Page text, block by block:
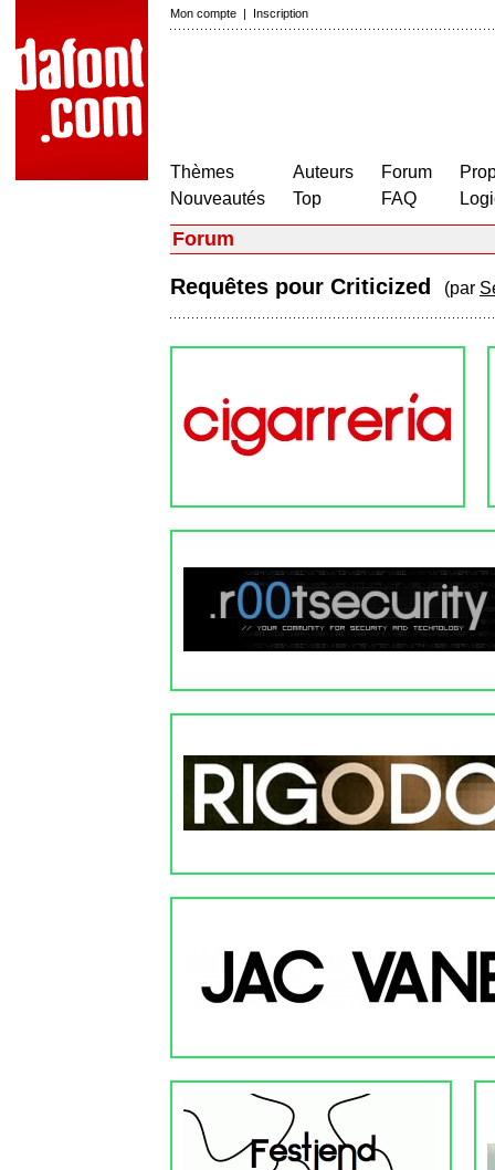
Mon compte | Inscription
Thèmes
Nouveautés
Auteurs
Top
Forum
FAQ
Forum
Requêtes pour Criticized (par